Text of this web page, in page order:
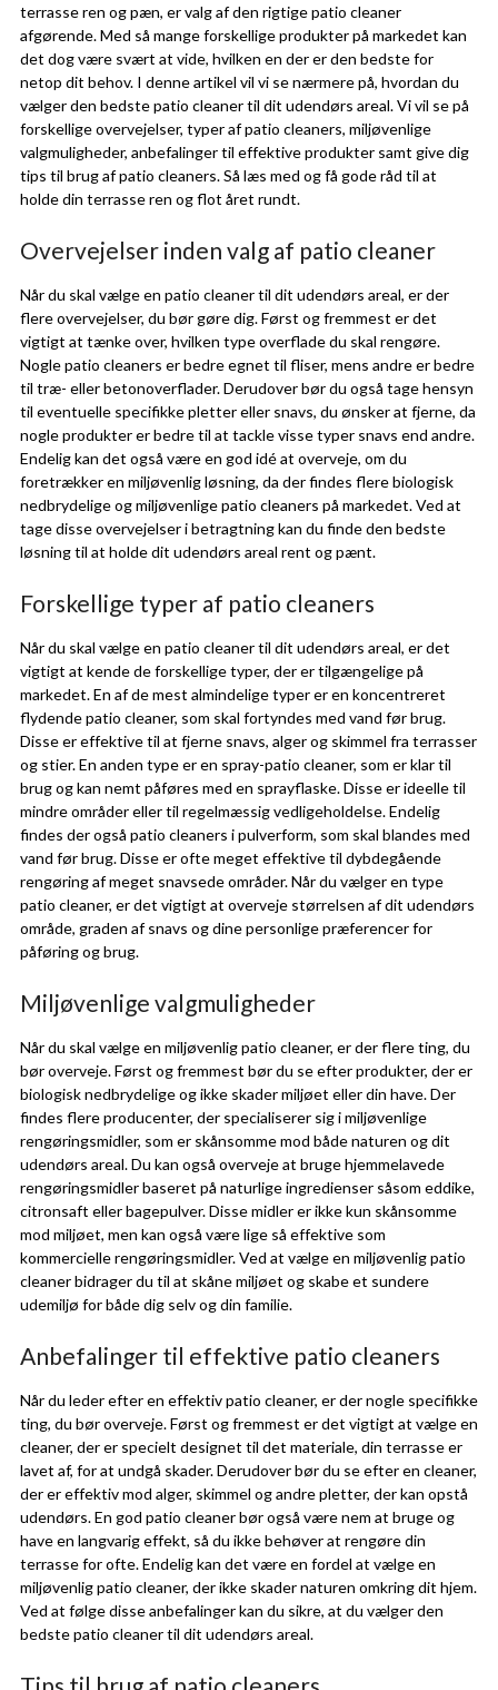
terrasse ren og pæn, er valg af den rigtige patio cleaner
afgørende. Med så mange forskellige produkter på markedet kan
det dog være svært at vide, hvilken en der er den bedste for
netop dit behov. I denne artikel vil vi se nærmere på, hvordan du
vælger den bedste patio cleaner til dit udendørs areal. Vi vil se på
forskellige overvejelser, typer af patio cleaners, miljøvenlige
valgmuligheder, anbefalinger til effektive produkter samt give dig
tips til brug af patio cleaners. Så læs med og få gode råd til at
holde din terrasse ren og flot året rundt.
Overvejelser inden valg af patio cleaner
Når du skal vælge en patio cleaner til dit udendørs areal, er der
flere overvejelser, du bør gøre dig. Først og fremmest er det
vigtigt at tænke over, hvilken type overflade du skal rengøre.
Nogle patio cleaners er bedre egnet til fliser, mens andre er bedre
til træ- eller betonoverflader. Derudover bør du også tage hensyn
til eventuelle specifikke pletter eller snavs, du ønsker at fjerne, da
nogle produkter er bedre til at tackle visse typer snavs end andre.
Endelig kan det også være en god idé at overveje, om du
foretrækker en miljøvenlig løsning, da der findes flere biologisk
nedbrydelige og miljøvenlige patio cleaners på markedet. Ved at
tage disse overvejelser i betragtning kan du finde den bedste
løsning til at holde dit udendørs areal rent og pænt.
Forskellige typer af patio cleaners
Når du skal vælge en patio cleaner til dit udendørs areal, er det
vigtigt at kende de forskellige typer, der er tilgængelige på
markedet. En af de mest almindelige typer er en koncentreret
flydende patio cleaner, som skal fortyndes med vand før brug.
Disse er effektive til at fjerne snavs, alger og skimmel fra terrasser
og stier. En anden type er en spray-patio cleaner, som er klar til
brug og kan nemt påføres med en sprayflaske. Disse er ideelle til
mindre områder eller til regelmæssig vedligeholdelse. Endelig
findes der også patio cleaners i pulverform, som skal blandes med
vand før brug. Disse er ofte meget effektive til dybdegående
rengøring af meget snavsede områder. Når du vælger en type
patio cleaner, er det vigtigt at overveje størrelsen af dit udendørs
område, graden af snavs og dine personlige præferencer for
påføring og brug.
Miljøvenlige valgmuligheder
Når du skal vælge en miljøvenlig patio cleaner, er der flere ting, du
bør overveje. Først og fremmest bør du se efter produkter, der er
biologisk nedbrydelige og ikke skader miljøet eller din have. Der
findes flere producenter, der specialiserer sig i miljøvenlige
rengøringsmidler, som er skånsomme mod både naturen og dit
udendørs areal. Du kan også overveje at bruge hjemmelavede
rengøringsmidler baseret på naturlige ingredienser såsom eddike,
citronsaft eller bagepulver. Disse midler er ikke kun skånsomme
mod miljøet, men kan også være lige så effektive som
kommercielle rengøringsmidler. Ved at vælge en miljøvenlig patio
cleaner bidrager du til at skåne miljøet og skabe et sundere
udemiljø for både dig selv og din familie.
Anbefalinger til effektive patio cleaners
Når du leder efter en effektiv patio cleaner, er der nogle specifikke
ting, du bør overveje. Først og fremmest er det vigtigt at vælge en
cleaner, der er specielt designet til det materiale, din terrasse er
lavet af, for at undgå skader. Derudover bør du se efter en cleaner,
der er effektiv mod alger, skimmel og andre pletter, der kan opstå
udendørs. En god patio cleaner bør også være nem at bruge og
have en langvarig effekt, så du ikke behøver at rengøre din
terrasse for ofte. Endelig kan det være en fordel at vælge en
miljøvenlig patio cleaner, der ikke skader naturen omkring dit hjem.
Ved at følge disse anbefalinger kan du sikre, at du vælger den
bedste patio cleaner til dit udendørs areal.